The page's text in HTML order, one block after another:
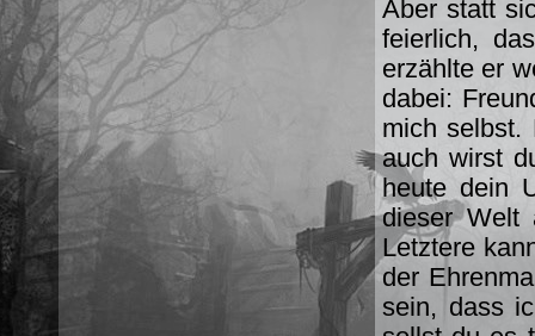
Aber statt
feierlich,
erzählte er
dabei:
mich selbst.
auch wirst
heute dein
dieser Welt
Letztere
der
sein, dass